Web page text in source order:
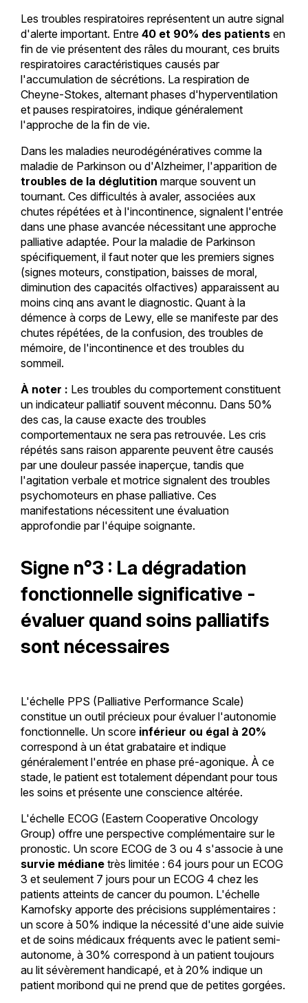
Les troubles respiratoires représentent un autre signal
d'alerte important. Entre 40 et 90% des patientsen
fin de vie présentent des râles du mourant, ces bruits
respiratoires caractéristiques causés par
l'accumulation de sécrétions. La respiration de
Cheyne-Stokes, alternant phases d'hyperventilation
et pauses respiratoires, indique généralement
l'approche de la fin de vie.
Dans les maladies neurodégénératives comme la
maladie de Parkinson ou d'Alzheimer, l'apparition de
troubles de la déglutition marque souvent un
tournant. Ces difficultés à avaler, associées aux
chutes répétées et à l'incontinence, signalent l'entrée
dans une phase avancée nécessitant une approche
palliative adaptée. Pour la maladie de Parkinson
spécifiquement, il faut noter que les premiers signes
(signes moteurs, constipation, baisses de moral,
diminution des capacités olfactives) apparaissent au
moins cinq ans avant le diagnostic. Quant à la
démence à corps de Lewy, elle se manifeste par des
chutes répétées, de la confusion, des troubles de
mémoire, de l'incontinence et des troubles du
sommeil.
À noter : Les troubles du comportement constituent
un indicateur palliatif souvent méconnu. Dans 50%
des cas, la cause exacte des troubles
comportementaux ne sera pas retrouvée. Les cris
répétés sans raison apparente peuvent être causés
par une douleur passée inaperçue, tandis que
l'agitation verbale et motrice signalent des troubles
psychomoteurs en phase palliative. Ces
manifestations nécessitent une évaluation
approfondie par l'équipe soignante.
Signe n°3 : La dégradation
fonctionnelle significative -
évaluer quand soins palliatifs
sont nécessaires
L'échelle PPS (Palliative Performance Scale)
constitue un outil précieux pour évaluer l'autonomie
fonctionnelle. Un score inférieur ou égal à 20%
correspond à un état grabataire et indique
généralement l'entrée en phase pré-agonique. À ce
stade, le patient est totalement dépendant pour tous
les soins et présente une conscience altérée.
L'échelle ECOG (Eastern Cooperative Oncology
Group) offre une perspective complémentaire sur le
pronostic. Un score ECOG de 3 ou 4 s'associe à une
survie médianetrès limitée : 64 jours pour un ECOG
3 et seulement 7 jours pour un ECOG 4 chez les
patients atteints de cancer du poumon. L'échelle
Karnofsky apporte des précisions supplémentaires :
un score à 50% indique la nécessité d'une aide suivie
et de soins médicaux fréquents avec le patient semi-
autonome, à 30% correspond à un patient toujours
au lit sévèrement handicapé, et à 20% indique un
patient moribond qui ne prend que de petites gorgées.